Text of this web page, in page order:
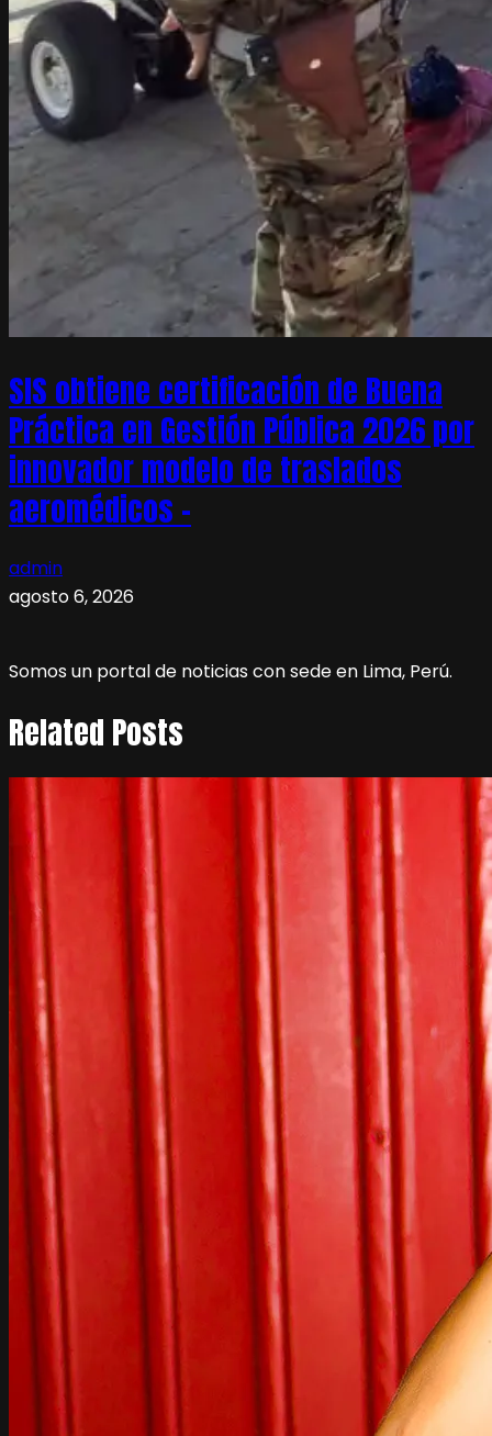
SIS obtiene certificación de Buena
Práctica en Gestión Pública 2026 por
innovador modelo de traslados
aeromédicos –
admin
agosto 6, 2026
Somos un portal de noticias con sede en Lima, Perú.
Related Posts